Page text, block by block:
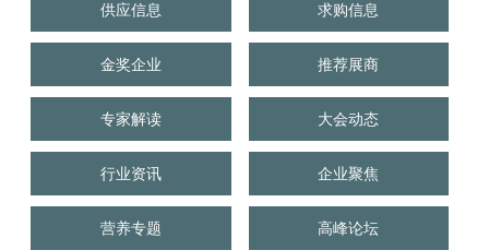
供应信息 求购信息
金奖企业 推荐展商
专家解读 大会动态
行业资讯 企业聚焦
营养专题 高峰论坛